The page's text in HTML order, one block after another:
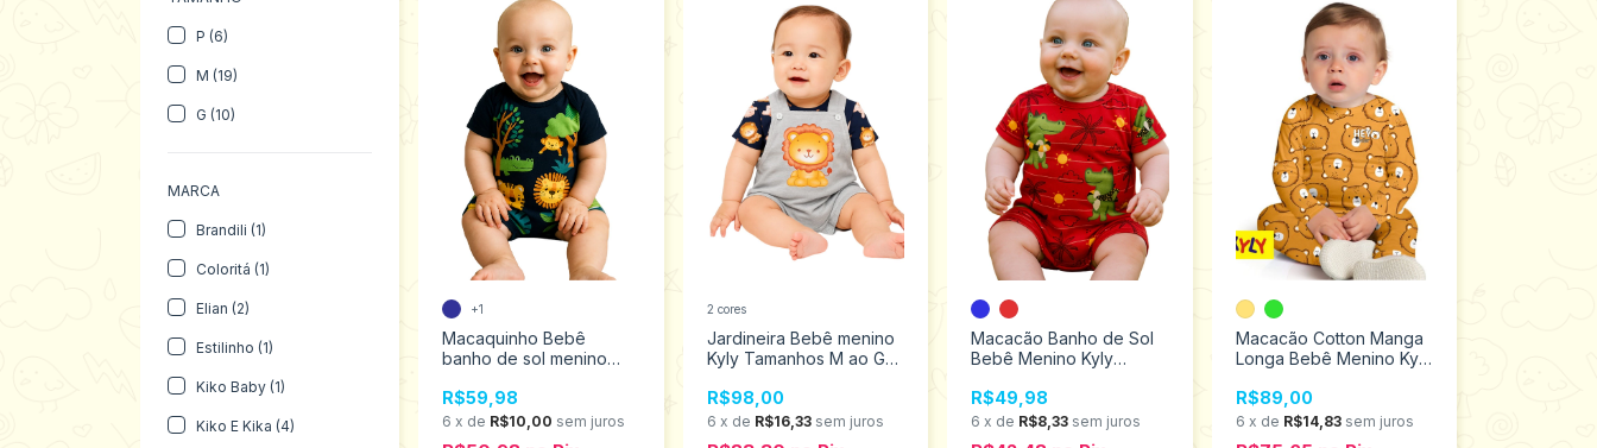
P (6)
M (19)
G (10)
MARCA
Brandili (1)
Coloritá (1)
Elian (2)
Estilinho (1)
Kiko Baby (1)
Kiko E Kika (4)
Macaquinho Bebê
banho de sol menino
1001131
R$59,98
6 x de R$10,00 sem juros
+1
Jardineira Bebê menino
Kyly Tamanhos M ao G
R$98,00
6 x de R$16,33 sem juros
2 cores
Macacão Banho de Sol
Bebê Menino Kyly
1001130
R$49,98
6 x de R$8,33 sem juros
Macacão Cotton Manga
Longa Bebê Menino Kyly
1000718
R$89,00
6 x de R$14,83 sem juros